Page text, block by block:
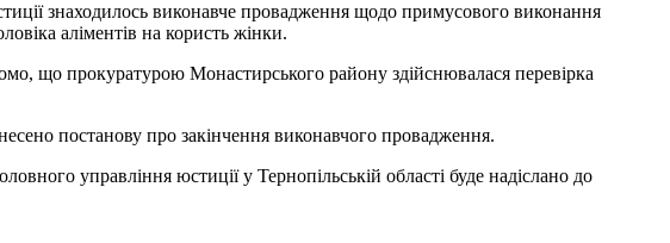
знаходилось виконавче провадження щодо примусового виконання
аліментів на користь жінки.
що прокуратурою Монастирського району здійснювалася перевірка
постанову про закінчення виконавчого провадження.
управління юстиції у Тернопільській області буде надіслано до